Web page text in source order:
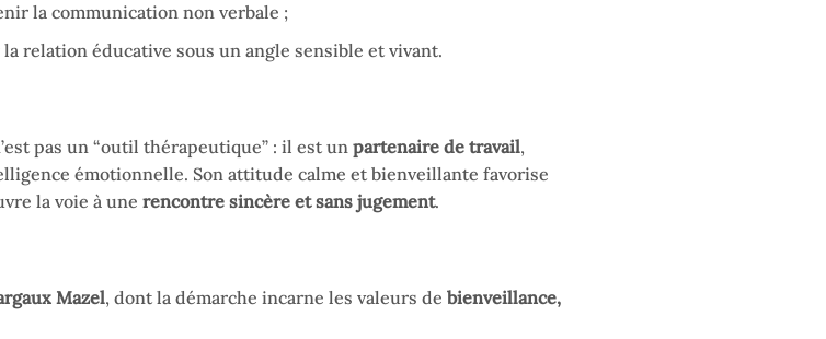
la communication non verbale ;
relation éducative sous un angle sensible et vivant.
pas un “outil thérapeutique” : il est un partenaire de travail,
émotionnelle. Son attitude calme et bienveillante favorise
la voie à une rencontre sincère et sans jugement.
Mazel, dont la démarche incarne les valeurs de bienveillance,